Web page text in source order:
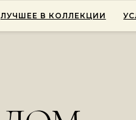
ЛУЧШЕЕ В КОЛЛЕКЦИИ